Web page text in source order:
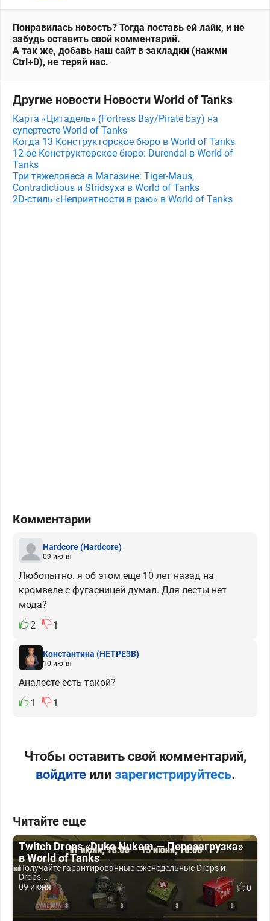
Понравилась новость? Тогда поставь ей лайк, и не
забудь оставить свой комментарий.
А так же, добавь наш сайт в закладки (нажми
Ctrl+D), не теряй нас.
Другие новости Новости World of Tanks
Карта «Цитадель» (Fortress Bay/Pirate bay) на
супертесте World of Tanks
Когда 13 Конструкторское бюро в World of Tanks
12-ое Конструкторское бюро: Durendal в World of
Tanks
Три тяжеловеса в Магазине: Tiger-Maus,
Contradictious и Stridsyxa в World of Tanks
2D-стиль «Неприятности в раю» в World of Tanks
Комментарии
Hardcore(Hardcore)
09 июня
Любопытно. я об этом еще 10 лет назад на
кромвеле с фугасницей думал. Для лесты нет
мода?
2
1
Константина (HETPE3B)
10 июня
Аналесте есть такой?
1
1
Чтобы оставить свой комментарий,
войдитеили зарегистрируйтесь.
Читайте еще
Twitch Drops «Duke Nukem — Перезагрузка»
в World of Tanks
Получайте гарантированные еженедельные Drops и
Drops...
09 июня
0